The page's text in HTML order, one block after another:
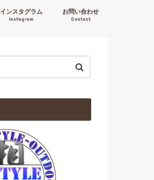
インスタグラム
Instagram
お問い合わせ
Contact